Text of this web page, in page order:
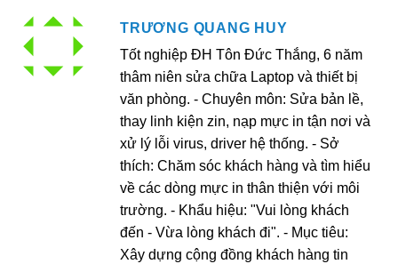
TRƯƠNG QUANG HUY
Tốt nghiệp ĐH Tôn Đức Thắng, 6 năm
thâm niên sửa chữa Laptop và thiết bị
văn phòng. - Chuyên môn: Sửa bản lề,
thay linh kiện zin, nạp mực in tận nơi và
xử lý lỗi virus, driver hệ thống. - Sở
thích: Chăm sóc khách hàng và tìm hiểu
về các dòng mực in thân thiện với môi
trường. - Khẩu hiệu: "Vui lòng khách
đến - Vừa lòng khách đi". - Mục tiêu:
Xây dựng cộng đồng khách hàng tin